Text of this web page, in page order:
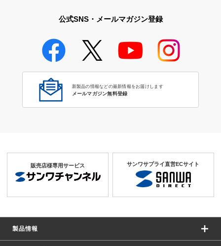
公式SNS・メールマガジン登録
新製品の情報などの最新情報をお届けします
メールマガジン無料登録
販売店様専用サービス サンワサプライ直営ECサイト
製品情報